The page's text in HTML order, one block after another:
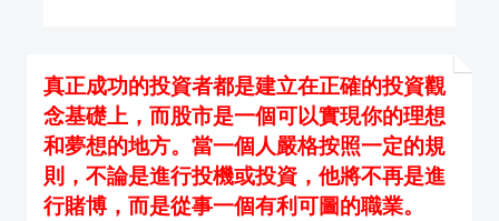
真正成功的投資者都是建立在正確的投資觀
念基礎上，而股市是一個可以實現你的理想
和夢想的地方。當一個人嚴格按照一定的規
則，不論是進行投機或投資，他將不再是進
行賭博，而是從事一個有利可圖的職業。